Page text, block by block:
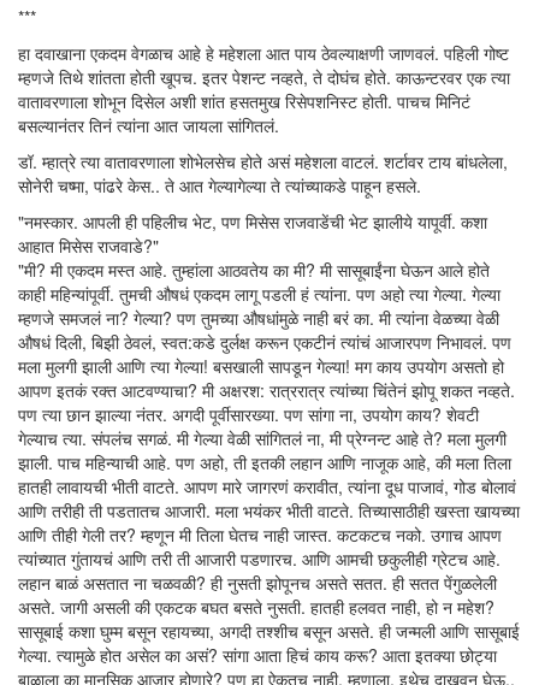
***
हा दवाखाना एकदम वेगळाच आहे हे महेशला आत पाय ठेवल्याक्षणी जाणवलं. पहिली गोष्ट
म्हणजे तिथे शांतता होती खूपच. इतर पेशन्ट नव्हते, ते दोघंच होते. काऊन्टरवर एक त्या
वातावरणाला शोभून दिसेल अशी शांत हसतमुख रिसेपशनिस्ट होती. पाचच मिनिटं
बसल्यानंतर तिनं त्यांना आत जायला सांगितलं.
डॉ. म्हात्रे त्या वातावरणाला शोभेलसेच होते असं महेशला वाटलं. शर्टावर टाय बांधलेला,
सोनेरी चष्मा, पांढरे केस.. ते आत गेल्यागेल्या ते त्यांच्याकडे पाहून हसले.
"नमस्कार. आपली ही पहिलीच भेट, पण मिसेस राजवाडेंची भेट झालीये यापूर्वी. कशा
आहात मिसेस राजवाडे?"
"मी? मी एकदम मस्त आहे. तुम्हांला आठवतेय का मी? मी सासूबाईंना घेऊन आले होते
काही महिन्यांपूर्वी. तुमची औषधं एकदम लागू पडली हं त्यांना. पण अहो त्या गेल्या. गेल्या
म्हणजे समजलं ना? गेल्या? पण तुमच्या औषधांमुळे नाही बरं का. मी त्यांना वेळच्या वेळी
औषधं दिली, बिझी ठेवलं, स्वत:कडे दुर्लक्ष करून एकटीनं त्यांचं आजारपण निभावलं. पण
मला मुलगी झाली आणि त्या गेल्या! बसखाली सापडून गेल्या! मग काय उपयोग असतो हो
आपण इतकं रक्त आटवण्याचा? मी अक्षरश: रात्ररात्र त्यांच्या चिंतेनं झोपू शकत नव्हते.
पण त्या छान झाल्या नंतर. अगदी पूर्वीसारख्या. पण सांगा ना, उपयोग काय? शेवटी
गेल्याच त्या. संपलंच सगळं. मी गेल्या वेळी सांगितलं ना, मी प्रेग्नन्ट आहे ते? मला मुलगी
झाली. पाच महिन्याची आहे. पण अहो, ती इतकी लहान आणि नाजूक आहे, की मला तिला
हातही लावायची भीती वाटते. आपण मारे जागरणं करावीत, त्यांना दूध पाजावं, गोड बोलावं
आणि तरीही ती पडतातच आजारी. मला भयंकर भीती वाटते. तिच्यासाठीही खस्ता खायच्या
आणि तीही गेली तर? म्हणून मी तिला घेतच नाही जास्त. कटकटच नको. उगाच आपण
त्यांच्यात गुंतायचं आणि तरी ती आजारी पडणारच. आणि आमची छकुलीही ग्रेटच आहे.
लहान बाळं असतात ना चळवळी? ही नुसती झोपूनच असते सतत. ही सतत पेंगुळलेली
असते. जागी असली की एकटक बघत बसते नुसती. हातही हलवत नाही, हो न महेश?
सासूबाई कशा घुम्म बसून रहायच्या, अगदी तश्शीच बसून असते. ही जन्मली आणि सासूबाई
गेल्या. त्यामुळे होत असेल का असं? सांगा आता हिचं काय करू? आता इतक्या छोट्या
बाळाला का मानसिक आजार होणारे? पण हा ऐकतच नाही. म्हणाला, इथेच दाखवून घेऊ..